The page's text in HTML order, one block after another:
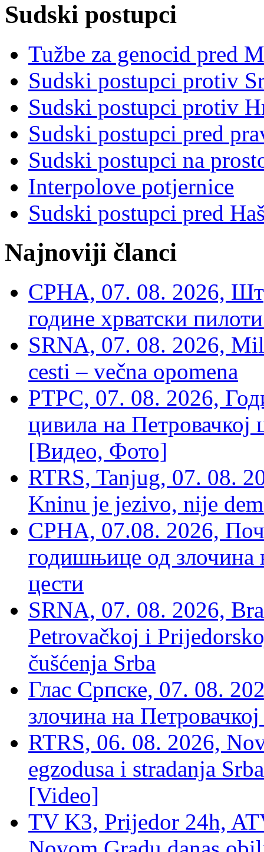
Sudski postupci
Tužbe za genocid pred
Sudski postupci protiv
Sudski postupci protiv
Sudski postupci pred
Sudski postupci na
Interpolove potjernice
Sudski postupci pred
Najnoviji članci
СРНА, 07. 08. 2026,
године хрватски
SRNA, 07. 08. 2026,
cesti – večna opomena
РТРС, 07. 08. 2026,
цивила на Петровачкој
[Видео, Фото]
RTRS, Tanjug, 07. 08.
Kninu je jezivo, nije
СРНА, 07.08. 2026,
годишњице од злочина
цести
SRNA, 07. 08. 2026,
Petrovačkoj i
čušćenja Srba
Глас Српске, 07. 08.
злочина на
RTRS, 06. 08. 2026,
egzodusa i stradanja
[Video]
TV K3, Prijedor 24h,